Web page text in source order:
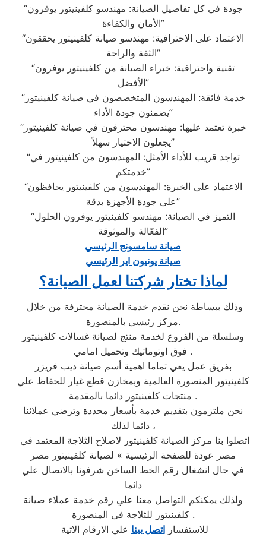
“جودة في كل تفاصيل الصيانة: مهندسو كلفينيتور يوفرون
الأمان والكفاءة”
“الاعتماد على الاحترافية: مهندسو صيانة كلفينيتور يحققون
الثقة والراحة”
“تقنية واحترافية: خبراء الصيانة من كلفينيتور يوفرون
الأفضل”
“خدمة فائقة: المهندسون المتخصصون في صيانة كلفينيتور
يضمنون جودة الأداء”
“خبرة تعتمد عليها: مهندسون محترفون في صيانة كلفينيتور
يجعلون الاختيار سهلاً”
“تواجد قريب للأداء الأمثل: المهندسون من كلفينيتور في
خدمتكم”
“الاعتماد على الخبرة: المهندسون من كلفينيتور يحافظون
على جودة الأجهزة بدقة”
“التميز في الصيانة: مهندسو كلفينيتور يوفرون الحلول
الفعّالة والموثوقة”
صيانة سامسونج الرئيسي
صيانة يونيون اير الرئيسي
لماذا تختار شركتنا لعمل الصيانة؟
مركز رئيسي بالمنصورة.
وسلسلة من الفروع لخدمة منتج لصيانة غسالات كلفينيتور
فوق اوتوماتيك وتحميل امامي .
بفريق عمل يعي تماما اهمية أسم صيانة ديب فريزر
كلفينيتور المنصورة العالمية وبمخازن قطع غيار للحفاظ علي
منتجات كلفينيتور دائما بالمقدمة .
نحن ملتزمون بتقديم خدمة بأسعار محددة وترضي عملائنا
دائما لذلك ،
مصر عودة للصفحة الرئيسية » لصيانة كلفينيتور مصر
في حال انشغال رقم الخط الساخن شرفونا بالاتصال علي
دائما
ولذلك يمكنكم التواصل معنا علي رقم خدمة عملاء صيانة
كلفينيتور للثلاجة فى المنصورة .
للاستفساراتصل بينا علي الارقام الاتية